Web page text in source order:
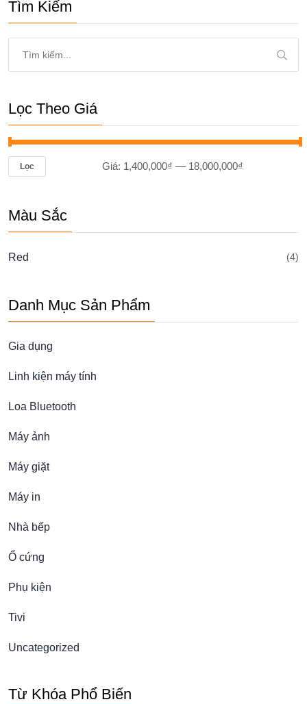
Tìm Kiếm
Lọc Theo Giá
Giá
nhất
Giá
nhất
Lọc Giá: 1,400,000₫ — 18,000,000₫
Màu Sắc
Red (4)
Danh Mục Sản Phẩm
Gia dụng
Linh kiện máy tính
Loa Bluetooth
Máy ảnh
Máy giặt
Máy in
Nhà bếp
Ổ cứng
Phụ kiện
Tivi
Uncategorized
Từ Khóa Phổ Biến